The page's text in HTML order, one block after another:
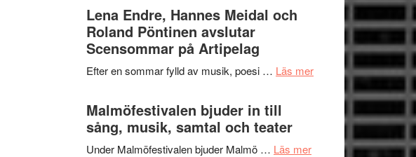
genrens
vidsträckta
Trustorhärvan
–
fascinerande,
spännande
och
mycket
att
tänka
Lena Endre, Hannes Meidal och
Roland Pöntinen avslutar
Scensommar på Artipelag
Efter en sommar fylld av musik, poesi … Läs merom
Hannes
Malmöfestivalen bjuder in till
sång, musik, samtal och teater
Under Malmöfestivalen bjuder Malmö … Läs merom